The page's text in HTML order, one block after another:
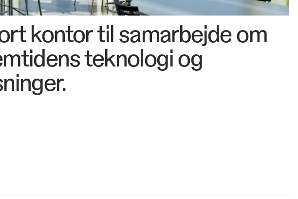
kontor til samarbejde om
teknologi og